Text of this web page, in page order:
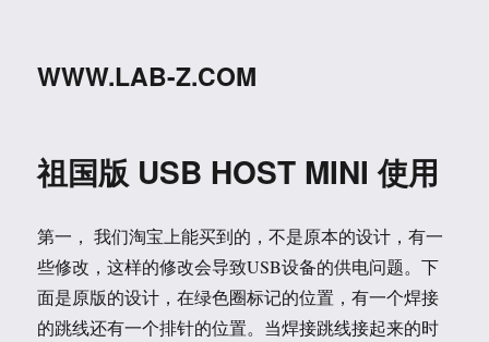
WWW.LAB-Z.COM
祖国版 USB HOST MINI 使用
第一， 我们淘宝上能买到的，不是原本的设计，有一
些修改，这样的修改会导致USB设备的供电问题。下
面是原版的设计，在绿色圈标记的位置，有一个焊接
的跳线还有一个排针的位置。当焊接跳线接起来的时